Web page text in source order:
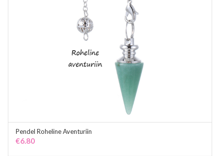
Pendel Roheline Aventuriin
€6.80